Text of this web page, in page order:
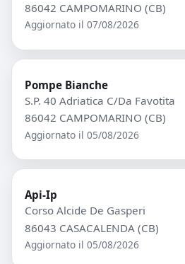
86042 CAMPOMARINO (CB)
Aggiornato il 07/08/2026
Pompe Bianche
S.P. 40 Adriatica C/Da Favotita
86042 CAMPOMARINO (CB)
Aggiornato il 05/08/2026
Api-Ip
Corso Alcide De Gasperi
86043 CASACALENDA (CB)
Aggiornato il 05/08/2026